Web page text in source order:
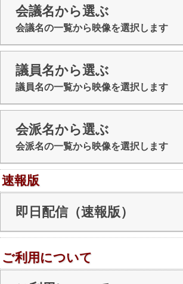
会議名から選ぶ
会議名の一覧から映像を選択します
議員名から選ぶ
議員名の一覧から映像を選択します
会派名から選ぶ
会派名の一覧から映像を選択します
速報版
即日配信（速報版）
ご利用について